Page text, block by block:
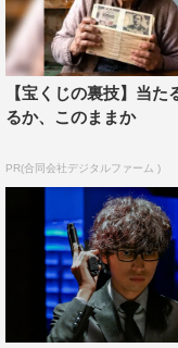
「一度ならず二度
者冥利につきると
ャストの皆さんの
『不倫食堂』第2期
7月17日（水）深0
主演：武田真治
出演：おのののか
＜スタッフ＞
原作：山口譲司『
【宝くじの裏技】当た
るか、このままか
PR(合同会社デジタルファーム )